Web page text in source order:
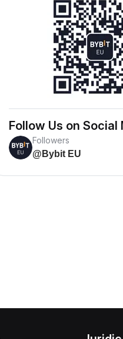
Follow Us on Social
Followers
@Bybit EU